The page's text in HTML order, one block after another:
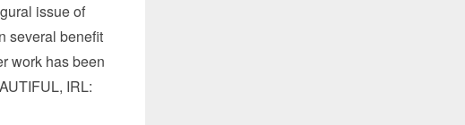
issue of
several benefit
work has been
IRL: